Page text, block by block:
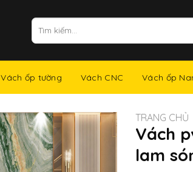
Tìm
kiếm:
Vách ốp tường Vách CNC Vách ốp
TRANG CHỦ
Vách
lam